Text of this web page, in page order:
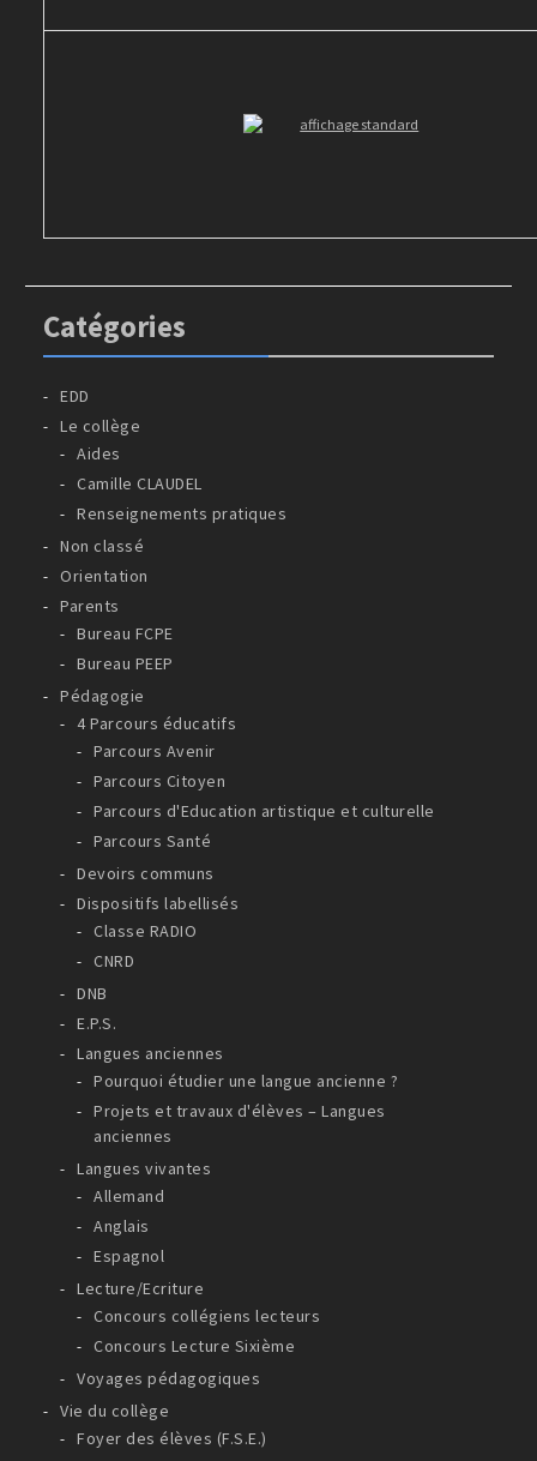
Catégories
EDD
Le collège
Aides
Camille CLAUDEL
Renseignements pratiques
Non classé
Orientation
Parents
Bureau FCPE
Bureau PEEP
Pédagogie
4 Parcours éducatifs
Parcours Avenir
Parcours Citoyen
Parcours d'Education artistique et culturelle
Parcours Santé
Devoirs communs
Dispositifs labellisés
Classe RADIO
CNRD
DNB
E.P.S.
Langues anciennes
Pourquoi étudier une langue ancienne ?
Projets et travaux d'élèves – Langues
anciennes
Langues vivantes
Allemand
Anglais
Espagnol
Lecture/Ecriture
Concours collégiens lecteurs
Concours Lecture Sixième
Voyages pédagogiques
Vie du collège
Foyer des élèves (F.S.E.)